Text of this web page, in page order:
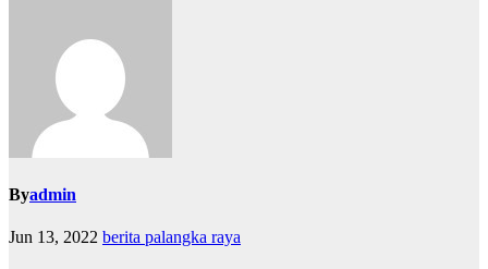
Byadmin
Jun 13, 2022 berita palangka raya